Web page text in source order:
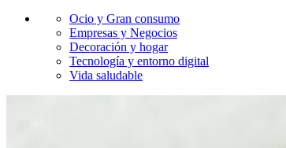
Ocio y Gran consumo
Empresas y Negocios
Decoración y hogar
Tecnología y entorno digital
Vida saludable